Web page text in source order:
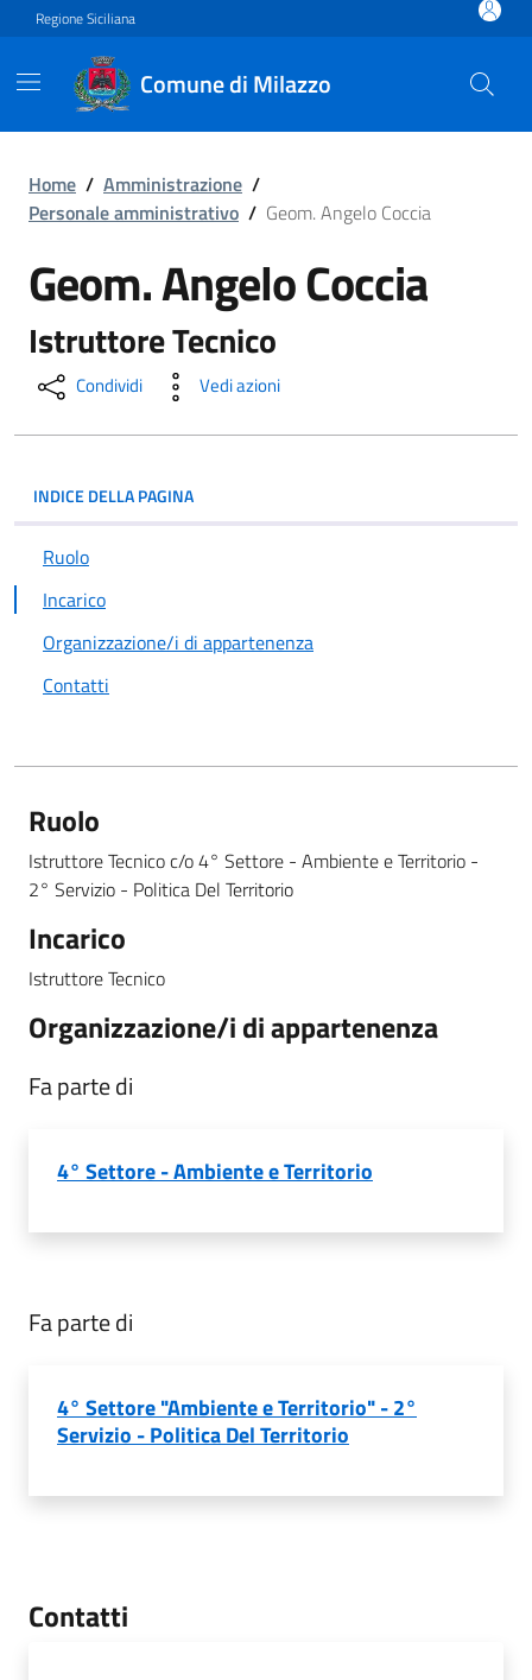
Vai ai contenuti
Vai al footer
Regione Siciliana
Comune di Milazzo
Geom. Angelo Coccia
Home / Amministrazione /
Personale amministrativo / Geom. Angelo Coccia
Geom. Angelo Coccia
Istruttore Tecnico
Condividi Vedi azioni
INDICE DELLA PAGINA
Ruolo
Incarico
Organizzazione/i di appartenenza
Contatti
Ruolo
Istruttore Tecnico c/o 4° Settore - Ambiente e Territorio -
2° Servizio - Politica Del Territorio
Incarico
Istruttore Tecnico
Organizzazione/i di appartenenza
Fa parte di
4° Settore - Ambiente e Territorio
Fa parte di
4° Settore "Ambiente e Territorio" - 2°
Servizio - Politica Del Territorio
Contatti